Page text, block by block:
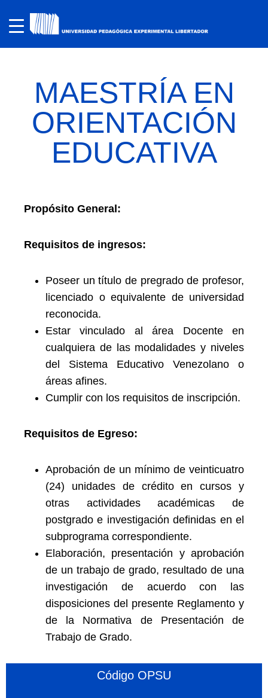
MAESTRÍA EN
ORIENTACIÓN
EDUCATIVA
Propósito General:
Requisitos de ingresos:
Poseer un título de pregrado de profesor,
licenciado o equivalente de universidad
reconocida.
Estar vinculado al área Docente en
cualquiera de las modalidades y niveles
del Sistema Educativo Venezolano o
áreas afines.
Cumplir con los requisitos de inscripción.
Requisitos de Egreso:
Aprobación de un mínimo de veinticuatro
(24) unidades de crédito en cursos y
otras actividades académicas de
postgrado e investigación definidas en el
subprograma correspondiente.
Elaboración, presentación y aprobación
de un trabajo de grado, resultado de una
investigación de acuerdo con las
disposiciones del presente Reglamento y
de la Normativa de Presentación de
Trabajo de Grado.
Código OPSU